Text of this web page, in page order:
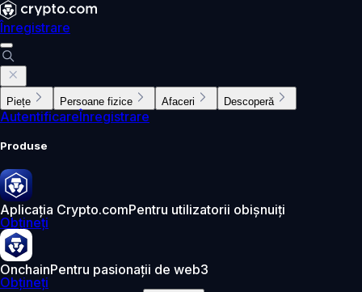
Înregistrare
Piețe Persoane fizice Afaceri Descoperă
AutentificareÎnregistrare
Produse
Aplicația Crypto.comPentru utilizatorii obișnuiți
Obțineți
OnchainPentru pasionații de web3
Obțineți